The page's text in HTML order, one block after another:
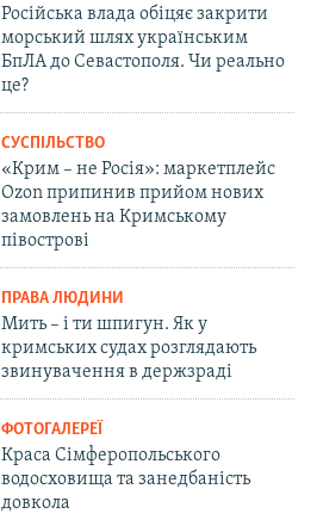
Російська влада обіцяє закрити
морський шлях українським
БпЛА до Севастополя. Чи реально
це?
СУСПІЛЬСТВО
«Крим – не Росія»: маркетплейс
Ozon припинив прийом нових
замовлень на Кримському
півострові
ПРАВА ЛЮДИНИ
Мить – і ти шпигун. Як у
кримських судах розглядають
звинувачення в держзраді
ФОТОГАЛЕРЕЇ
Краса Сімферопольського
водосховища та занедбаність
довкола